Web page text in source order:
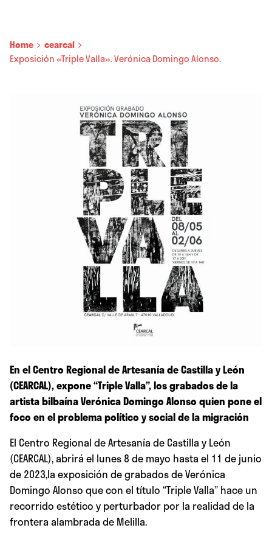
Home
cearcal
Exposición «Triple Valla». Verónica Domingo Alonso.
En el Centro Regional de Artesanía de Castilla y León
(CEARCAL), expone “Triple Valla”, los grabados de la
artista bilbaína Verónica Domingo Alonso quien pone el
foco en el problema político y social de la migración
El Centro Regional de Artesanía de Castilla y León
(CEARCAL), abrirá el lunes 8 de mayo hasta el 11 de junio
de 2023,la exposición de grabados de Verónica
Domingo Alonso que con el título “Triple Valla” hace un
recorrido estético y perturbador por la realidad de la
frontera alambrada de Melilla.